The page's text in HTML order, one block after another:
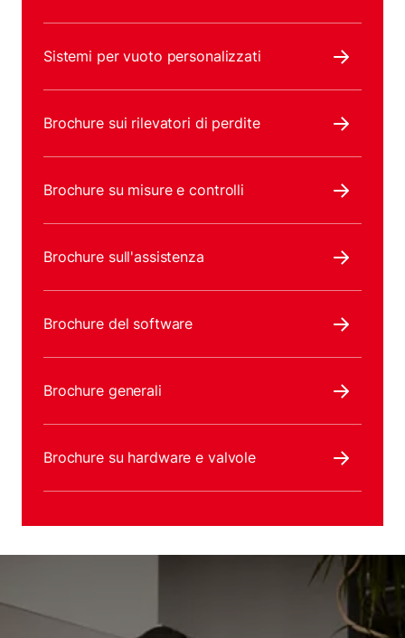
Sistemi per vuoto personalizzati
Brochure sui rilevatori di perdite
Brochure su misure e controlli
Brochure sull'assistenza
Brochure del software
Brochure generali
Brochure su hardware e valvole